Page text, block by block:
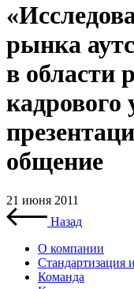
рынка
в области
кадрового
общение
21 июня 2011
Назад
О компании
Стандартизация
Команда